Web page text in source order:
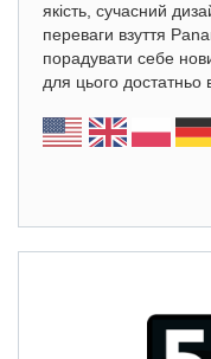
якість, сучасний
переваги взуття
порадувати себе
для цього достатньо